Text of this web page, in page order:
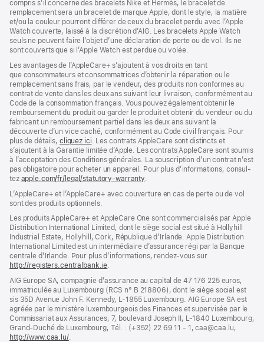
compris s’il concerne des bracelets Nike et Hermès, le bracelet de
remplacement sera un bracelet de marque Apple, dont le style, la matière
et/ou la couleur pourront différer de ceux du bracelet perdu avec l’Apple
Watch couverte, laissé à la discrétion d’AIG. Les bracelets Apple Watch
seuls ne peuvent faire l’objet d’une déclaration de perte ou de vol. Ils ne
sont couverts que si l’Apple Watch est perdue ou volée.
Les avan­tages de l’AppleCare+ s’ajoutent à vos droits en tant
que consommateurs et consommatrices d’obtenir la réparation ou le
rempla­cement sans frais, par le vendeur, des pro­duits non conformes au
contrat de vente dans les deux ans suivant leur livraison, conformément au
Code de la consom­mation français. Vous pouvez égale­ment obtenir le
rembour­sement du produit ou garder le produit et obtenir du vendeur ou du
fabricant un rembour­sement partiel dans les deux ans suivant la
découverte d’un vice caché, conformément au Code civil français. Pour
plus de détails, cliquez ici(s’ouvre
dans
une
nouvelle
fenêtre)
. Les contrats AppleCare sont distincts et
s’ajoutent à la Garantie limitée d’Apple. Les contrats AppleCare sont soumis
à l’acceptation des Conditions générales. La souscription d’un contrat n’est
pas obligatoire pour acheter un appa­reil. Pour plus d’infor­mations, consul­
tez apple.com/fr/legal/statutory-warranty(s’ouvre
une
fenêtre)
.
L’AppleCare+ et l’AppleCare+ avec couver­ture en cas de perte ou de vol
sont des pro­duits optionnels.
Les produits AppleCare+ et AppleCare One sont commercialisés par Apple
Distribution International Limited, dont le siège social est situé à Hollyhill
Industrial Estate, Hollyhill, Cork, République d’Irlande. Apple Distribution
International Limited est un intermédiaire d’assurance régi par la Banque
centrale d’Irlande. Pour plus d’informations, rendez-vous sur
http://registers.centralbank.ie(s’ouvre
une
nouvelle
fenêtre)
.
AIG Europe SA, compagnie d’assurance au capital de 47 176 225 euros,
immatriculée au Luxembourg (RCS n° B 218806), dont le siège social est
sis 35D Avenue John F. Kennedy, L-1855 Luxembourg. AIG Europe SA est
agréée par le ministère luxembourgeois des Finances et supervisée par le
Commissariat aux Assurances, 7, boulevard Joseph II, L-1840 Luxembourg,
Grand-Duché de Luxembourg, Tél. : (+352) 22 69 11 - 1, caa@caa.lu,
http://www.caa.lu/(s’ouvre
.